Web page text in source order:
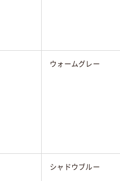
ウォームグレー
シャドウブルー